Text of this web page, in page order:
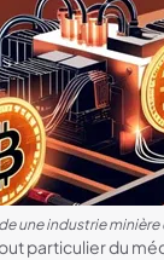
une industrie
particulier du